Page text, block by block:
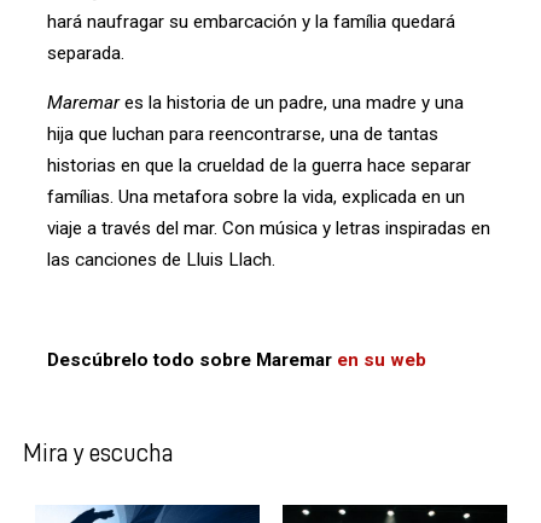
hará naufragar su embarcación y la família quedará
separada.
Maremares la historia de un padre, una madre y una
hija que luchan para reencontrarse, una de tantas
historias en que la crueldad de la guerra hace separar
famílias. Una metafora sobre la vida, explicada en un
viaje a través del mar. Con música y letras inspiradas en
las canciones de Lluis Llach.
Descúbrelo todo sobre Maremar en su web
Mira y escucha